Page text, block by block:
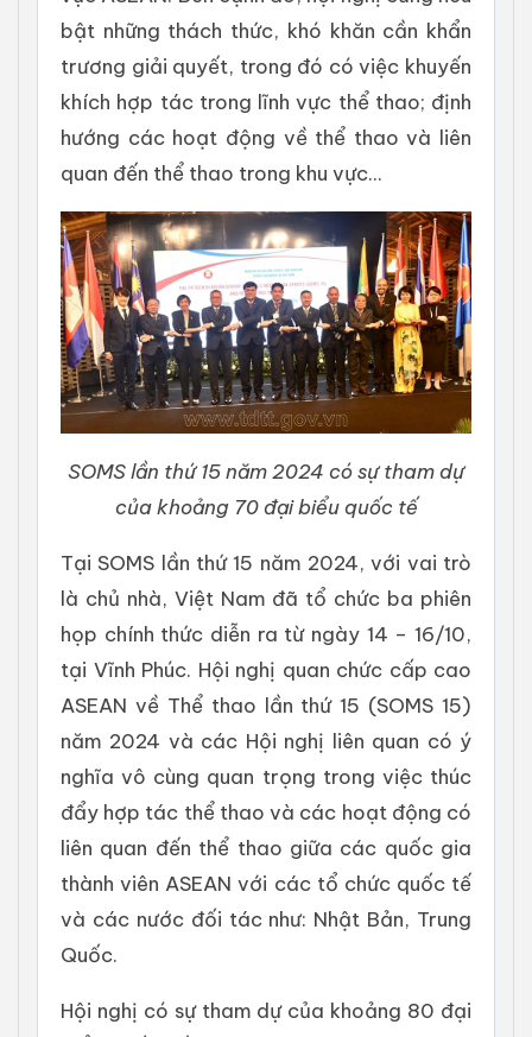
bật những thách thức, khó khăn cần khẩn
trương giải quyết, trong đó có việc khuyến
khích hợp tác trong lĩnh vực thể thao; định
hướng các hoạt động về thể thao và liên
quan đến thể thao trong khu vực...
SOMS lần thứ 15 năm 2024 có sự tham dự
của khoảng 70 đại biểu quốc tế
Tại SOMS lần thứ 15 năm 2024, với vai trò
là chủ nhà, Việt Nam đã tổ chức ba phiên
họp chính thức diễn ra từ ngày 14 – 16/10,
tại Vĩnh Phúc. Hội nghị quan chức cấp cao
ASEAN về Thể thao lần thứ 15 (SOMS 15)
năm 2024 và các Hội nghị liên quan có ý
nghĩa vô cùng quan trọng trong việc thúc
đẩy hợp tác thể thao và các hoạt động có
liên quan đến thể thao giữa các quốc gia
thành viên ASEAN với các tổ chức quốc tế
và các nước đối tác như: Nhật Bản, Trung
Quốc.
Hội nghị có sự tham dự của khoảng 80 đại